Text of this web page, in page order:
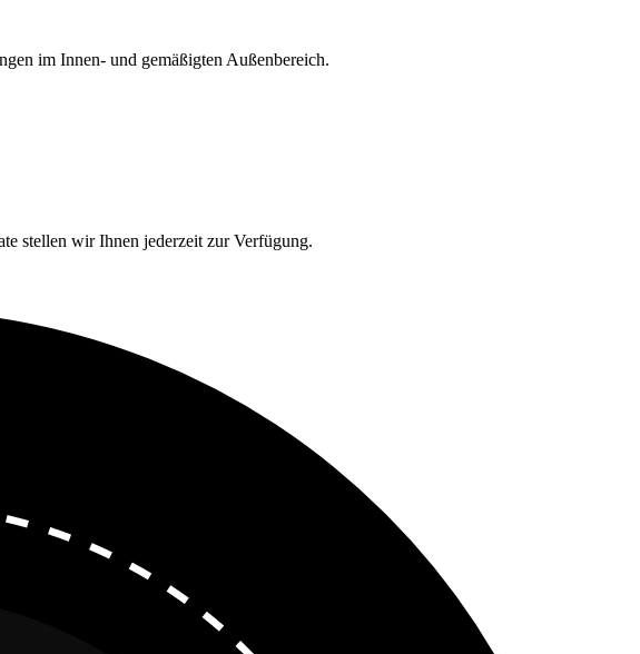
im Innen- und gemäßigten Außenbereich.
stellen wir Ihnen jederzeit zur Verfügung.